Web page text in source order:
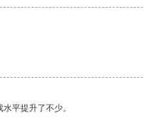
平提升了不少。